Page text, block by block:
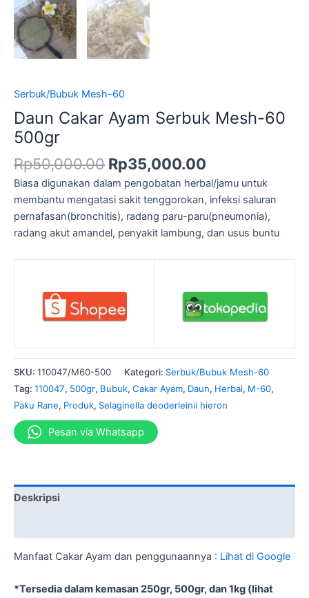
Serbuk/Bubuk Mesh-60
Daun Cakar Ayam Serbuk Mesh-60
500gr
Rp50,000.00 Rp35,000.00
Biasa digunakan dalam pengobatan herbal/jamu untuk
membantu mengatasi sakit tenggorokan, infeksi saluran
pernafasan(bronchitis), radang paru-paru(pneumonia),
radang akut amandel, penyakit lambung, dan usus buntu
SKU: 110047/M60-500 Kategori: Serbuk/Bubuk Mesh-60
Tag: 110047, 500gr, Bubuk, Cakar Ayam, Daun, Herbal, M-60,
Paku Rane, Produk, Selaginella deoderleinii hieron
Pesan via Whatsapp
Deskripsi
Manfaat Cakar Ayam dan penggunaannya : Lihat di Google
*Tersedia dalam kemasan 250gr, 500gr, dan 1kg (lihat